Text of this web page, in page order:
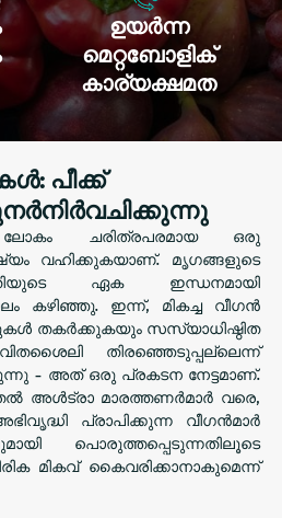
ഉയർന്ന
മെറ്റബോളിക്
കാര്യക്ഷമത
പീക്ക്
ചരിത്രപരമായ ഒരു
വഹിക്കുകയാണ്. മൃഗങ്ങളുടെ
ഏക ഇന്ധനമായി
കഴിഞ്ഞു. ഇന്ന്, മികച്ച വീഗൻ
തകർക്കുകയും സസ്യാധിഷ്ഠിത
തിരഞ്ഞെടുപ്പല്ലെന്ന്
- അത് ഒരു പ്രകടന നേട്ടമാണ്.
അൾട്രാ മാരത്തണർമാർ വരെ,
പ്രാപിക്കുന്ന വീഗൻമാർ
പൊരുത്തപ്പെടുന്നതിലൂടെ
മികവ് കൈവരിക്കാനാകുമെന്ന്